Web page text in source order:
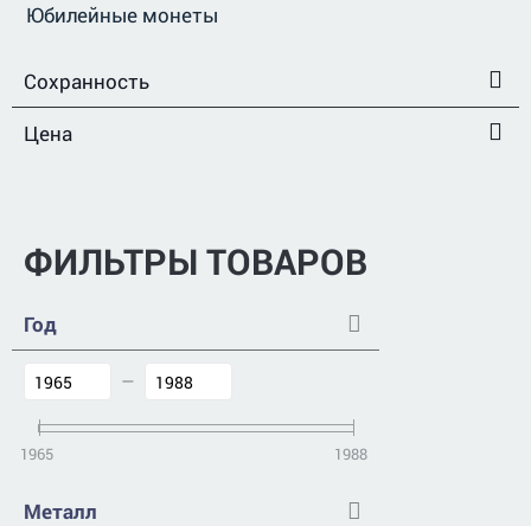
Юбилейные монеты
Сохранность
Цена
ФИЛЬТРЫ ТОВАРОВ
Год
–
1965 1988
Металл